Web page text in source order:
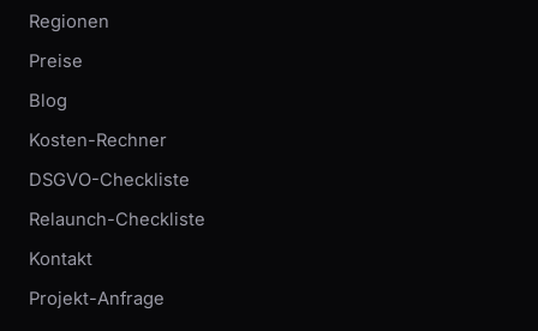
Regionen
Preise
Blog
Kosten-Rechner
DSGVO-Checkliste
Relaunch-Checkliste
Kontakt
Projekt-Anfrage